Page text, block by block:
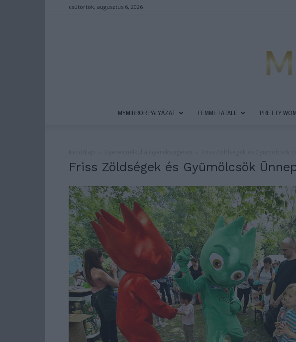
csütörtök, augusztus 6, 2026
MYMIRROR PÁLYÁZAT FEMME FATALE PRETTY
Friss Zöldségek és Gyümölcsök